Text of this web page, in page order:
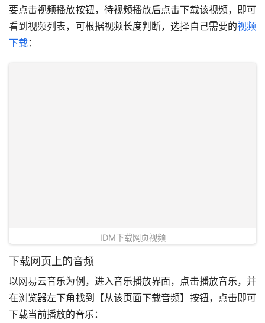
要点击视频播放按钮，待视频播放后点击下载该视频，即可
看到视频列表，可根据视频长度判断，选择自己需要的视频
下载：
IDM下载网页视频
下载网页上的音频
以网易云音乐为例，进入音乐播放界面，点击播放音乐，并
在浏览器左下角找到【从该页面下载音频】按钮，点击即可
下载当前播放的音乐：